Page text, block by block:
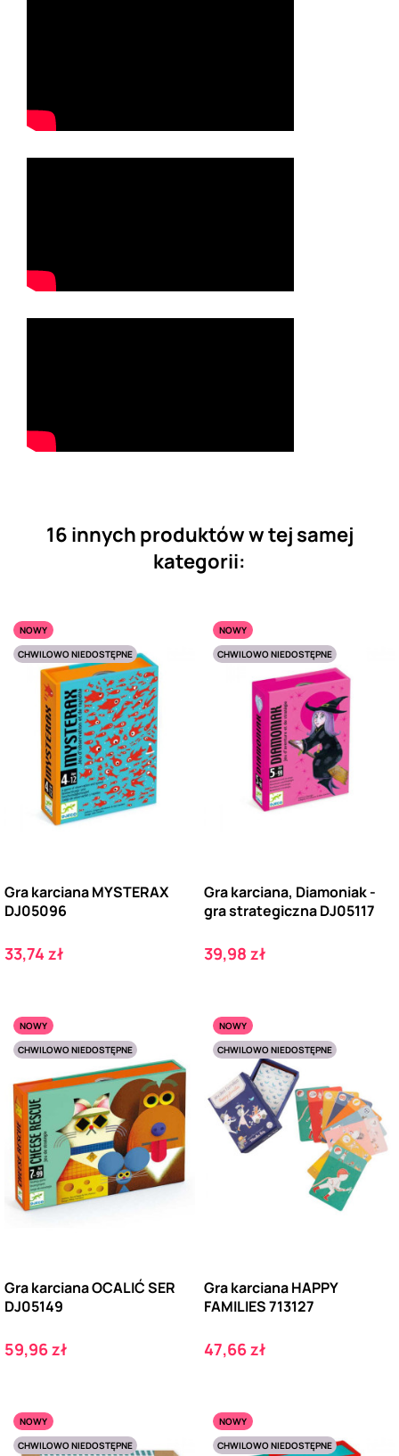
16 innych produktów w tej samej
kategorii:
NOWY
CHWILOWO NIEDOSTĘPNE
Gra karciana MYSTERAX
DJ05096
Cena
33,74 zł
NOWY
CHWILOWO NIEDOSTĘPNE
Gra karciana, Diamoniak -
gra strategiczna DJ05117
Cena
39,98 zł
NOWY
CHWILOWO NIEDOSTĘPNE
Gra karciana OCALIĆ SER
DJ05149
Cena
59,96 zł
NOWY
CHWILOWO NIEDOSTĘPNE
Gra karciana HAPPY
FAMILIES 713127
Cena
47,66 zł
NOWY
CHWILOWO NIEDOSTĘPNE
NOWY
CHWILOWO NIEDOSTĘPNE